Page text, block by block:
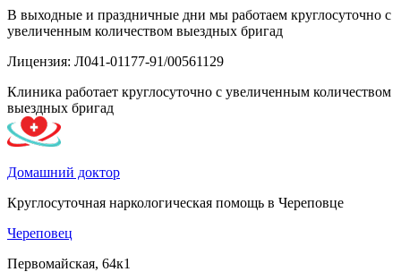
В выходные и праздничные дни мы работаем круглосуточно с
увеличенным количеством выездных бригад
Лицензия: Л041-01177-91/00561129
Клиника работает круглосуточно с увеличенным количеством
выездных бригад
Домашний доктор
Круглосуточная наркологическая помощь в Череповце
Череповец
Первомайская, 64к1